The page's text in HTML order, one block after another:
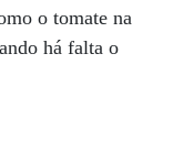
o tomate na
há falta o